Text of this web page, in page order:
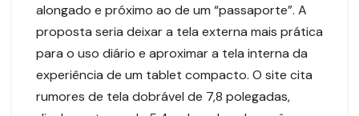
alongado e próximo ao de um “passaporte”. A
proposta seria deixar a tela externa mais prática
para o uso diário e aproximar a tela interna da
experiência de um tablet compacto. O site cita
rumores de tela dobrável de 7,8 polegadas,